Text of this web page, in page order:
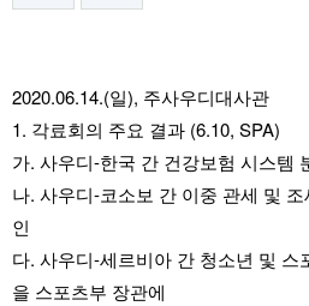
2020.06.14.(일), 주사우디대사관
1. 각료회의 주요 결과 (6.10, SPA)
가. 사우디-한국 간 건강보험 시스템
나. 사우디-코소보 간 이중 관세 및
인
다. 사우디-세르비아 간 청소년 및 스
을 스포츠부 장관에